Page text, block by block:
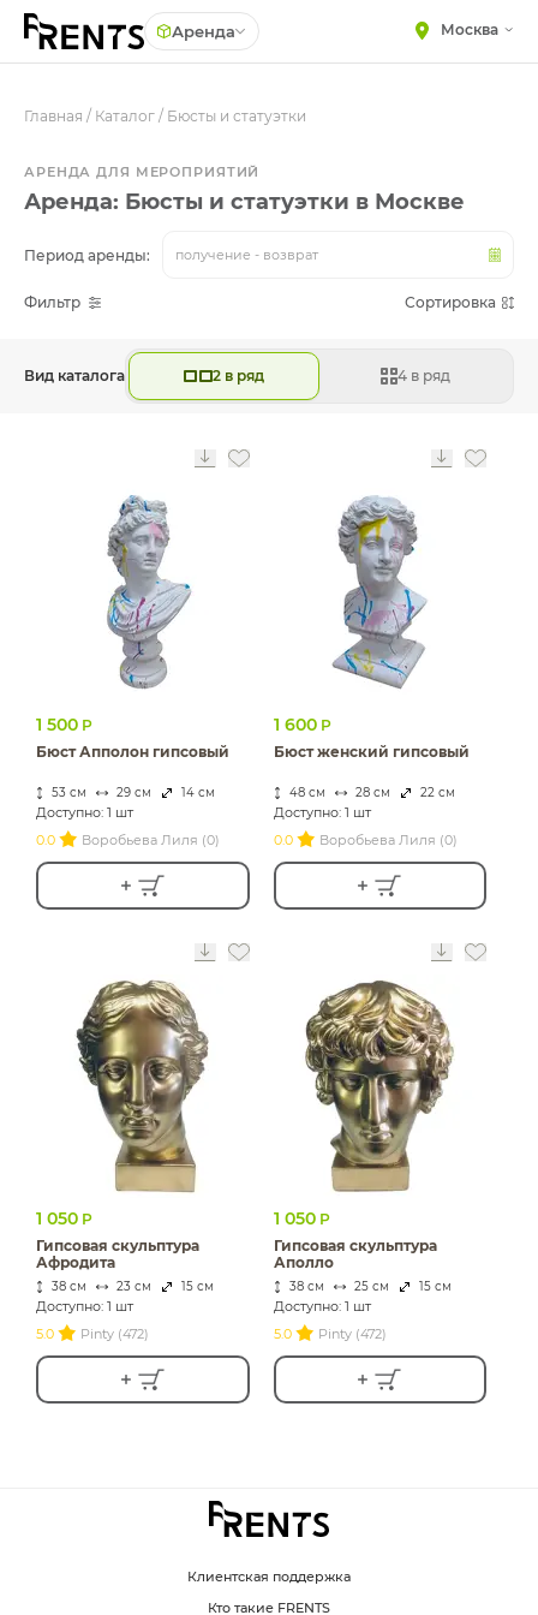
Аренда Москва
МЕБЕЛЬ
ТЕКСТИЛЬ
ДЕКОР
ПОДСТАВКИ И ВАЗЫ
ГОТОВЫЕ РЕШЕНИЯ
ИЗДЕЛИЯ ПОД ЗАКАЗ
ИЗДЕЛИЯ ДЛЯ
КОМФОРТА
ТЕХНИЧЕСКОЕ
ОБОРУДОВАНИЕ
Столы
Диваны
Фуршетная мебель
Барная мебель
Главная / Каталог / Бюсты и статуэтки
АРЕНДА ДЛЯ МЕРОПРИЯТИЙ
Аренда: Бюсты и статуэтки в Москве
Период аренды: получение - возврат
Фильтр Сортировка
Вид каталога 2 в ряд 4 в ряд
1 500 Р
Бюст Апполон гипсовый
53 см 29 см 14 см
Доступно: 1 шт
0.0
Воробьева Лиля (0)
1 600 Р
Бюст женский гипсовый
48 см 28 см 22 см
Доступно: 1 шт
0.0
Воробьева Лиля (0)
1 050 Р
Гипсовая скульптура
Афродита
38 см 23 см 15 см
Доступно: 1 шт
5.0
Pinty (472)
1 050 Р
Гипсовая скульптура
Аполло
38 см 25 см 15 см
Доступно: 1 шт
5.0
Pinty (472)
Клиентская поддержка
Кто такие FRENTS